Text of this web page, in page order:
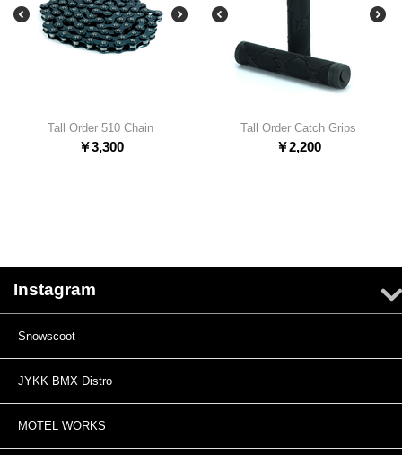
Tall Order 510 Chain
￥3,300
Tall Order Catch Grips
￥2,200
Instagram
Snowscoot
JYKK BMX Distro
MOTEL WORKS